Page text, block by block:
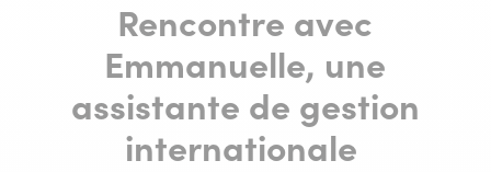
Rencontre avec
Emmanuelle, une
assistante de gestion
internationale